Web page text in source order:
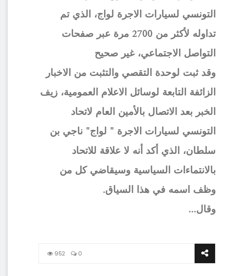
التونسي لسيارات الاجرة لواج، الذي تم
تداوله لأكثر من 2700 مرة عبر صفحات
التواصل الاجتماعي، غير صحيح
وقد ثبت لوحدة التقصي والتثبت من الاخبار
الزائفة التابعة لوسائل الاعلام العمومية، زيف
الخبر بعد الاتصال بالأمين العام لاتحاد
التونسي لسيارات الاجرة " لواج" ناجي بن
سلطان، الذي أكد أنه لا علاقة للاتحاد
بالانتماءات السياسية وسيقاضي كل من
وظف اسمه في هذا السياق.
وقال...
952 0